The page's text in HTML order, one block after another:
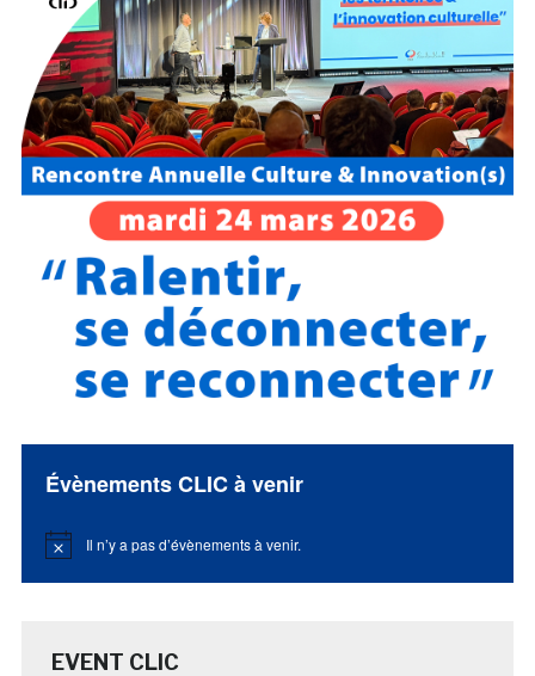
Évènements CLIC à venir
Notice Il n’y a pas d’évènements à venir.
EVENT CLIC